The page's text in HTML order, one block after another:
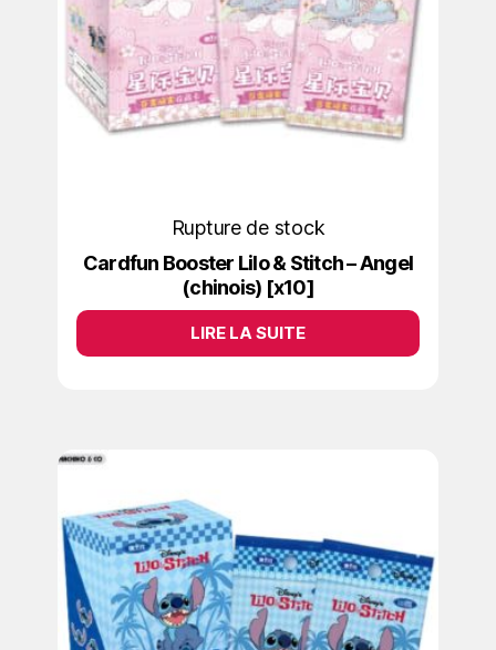
Rupture de stock
Cardfun Booster Lilo & Stitch – Angel
(chinois) [x10]
LIRE LA SUITE